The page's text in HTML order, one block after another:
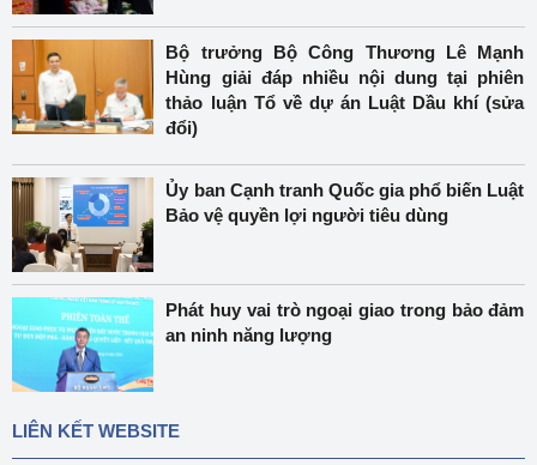
Bộ trưởng Bộ Công Thương Lê Mạnh
Hùng giải đáp nhiều nội dung tại phiên
thảo luận Tổ về dự án Luật Dầu khí (sửa
đổi)
Ủy ban Cạnh tranh Quốc gia phổ biến Luật
Bảo vệ quyền lợi người tiêu dùng
Phát huy vai trò ngoại giao trong bảo đảm
an ninh năng lượng
LIÊN KẾT WEBSITE